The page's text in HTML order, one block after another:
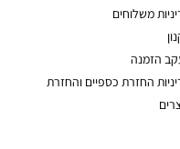
משלוחים
הזמנה
החזרת כספיים והחזרת